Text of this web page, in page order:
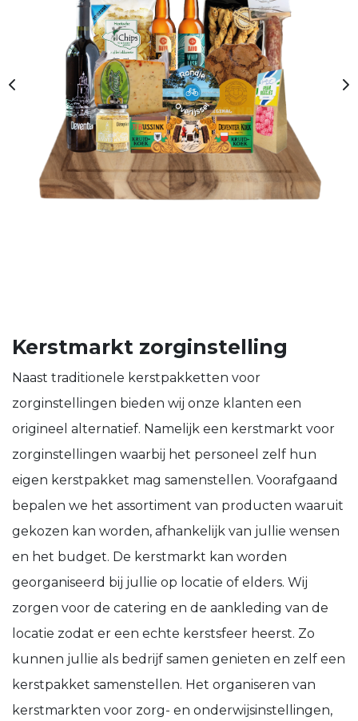
Kerstmarkt zorginstelling
Naast traditionele kerstpakketten voor
zorginstellingen bieden wij onze klanten een
origineel alternatief. Namelijk een kerstmarkt voor
zorginstellingen waarbij het personeel zelf hun
eigen kerstpakket mag samenstellen. Voorafgaand
bepalen we het assortiment van producten waaruit
gekozen kan worden, afhankelijk van jullie wensen
en het budget. De kerstmarkt kan worden
georganiseerd bij jullie op locatie of elders. Wij
zorgen voor de catering en de aankleding van de
locatie zodat er een echte kerstsfeer heerst. Zo
kunnen jullie als bedrijf samen genieten en zelf een
kerstpakket samenstellen. Het organiseren van
kerstmarkten voor zorg- en onderwijsinstellingen,